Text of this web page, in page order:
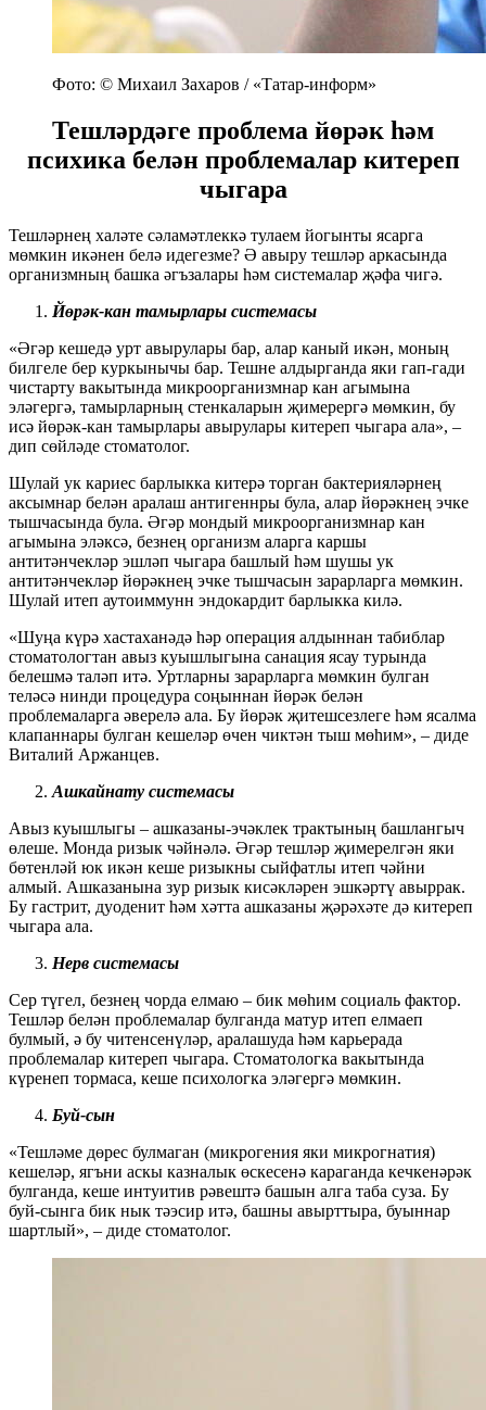
Фото: © Михаил Захаров / «Татар-информ»
Тешләрдәге проблема йөрәк һәм
психика белән проблемалар китереп
чыгара
Тешләрнең халәте сәламәтлеккә тулаем йогынты ясарга
мөмкин икәнен белә идегезме? Ә авыру тешләр аркасында
организмның башка әгъзалары һәм системалар җәфа чигә.
Йөрәк-кан тамырлары системасы
«Әгәр кешедә урт авырулары бар, алар каный икән, моның
билгеле бер куркынычы бар. Тешне алдырганда яки гап-гади
чистарту вакытында микроорганизмнар кан агымына
эләгергә, тамырларның стенкаларын җимерергә мөмкин, бу
исә йөрәк-кан тамырлары авырулары китереп чыгара ала», –
дип сөйләде стоматолог.
Шулай ук кариес барлыкка китерә торган бактерияләрнең
аксымнар белән аралаш антигеннры була, алар йөрәкнең эчке
тышчасында була. Әгәр мондый микроорганизмнар кан
агымына эләксә, безнең организм аларга каршы
антитәнчекләр эшләп чыгара башлый һәм шушы ук
антитәнчекләр йөрәкнең эчке тышчасын зарарларга мөмкин.
Шулай итеп аутоиммунн эндокардит барлыкка килә.
«Шуңа күрә хастаханәдә һәр операция алдыннан табиблар
стоматологтан авыз куышлыгына санация ясау турында
белешмә таләп итә. Уртларны зарарларга мөмкин булган
теләсә нинди процедура соңыннан йөрәк белән
проблемаларга әверелә ала. Бу йөрәк җитешсезлеге һәм ясалма
клапаннары булган кешеләр өчен чиктән тыш мөһим», – диде
Виталий Аржанцев.
Ашкайнату системасы
Авыз куышлыгы – ашказаны-эчәклек трактының башлангыч
өлеше. Монда ризык чәйнәлә. Әгәр тешләр җимерелгән яки
бөтенләй юк икән кеше ризыкны сыйфатлы итеп чәйни
алмый. Ашказанына зур ризык кисәкләрен эшкәртү авыррак.
Бу гастрит, дуоденит һәм хәтта ашказаны җәрәхәте дә китереп
чыгара ала.
Нерв системасы
Сер түгел, безнең чорда елмаю – бик мөһим социаль фактор.
Тешләр белән проблемалар булганда матур итеп елмаеп
булмый, ә бу читенсенүләр, аралашуда һәм карьерада
проблемалар китереп чыгара. Стоматологка вакытында
күренеп тормаса, кеше психологка эләгергә мөмкин.
Буй-сын
«Тешләме дөрес булмаган (микрогения яки микрогнатия)
кешеләр, ягъни аскы казналык өскесенә караганда кечкенәрәк
булганда, кеше интуитив рәвештә башын алга таба суза. Бу
буй-сынга бик нык тәэсир итә, башны авырттыра, буыннар
шартлый», – диде стоматолог.